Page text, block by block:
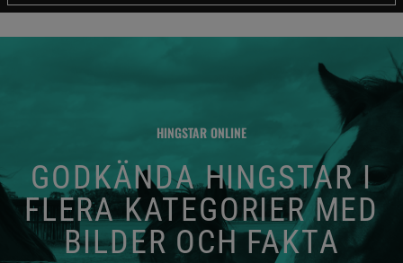
HINGSTAR ONLINE
GODKÄNDA HINGSTAR I
FLERA KATEGORIER MED
BILDER OCH FAKTA